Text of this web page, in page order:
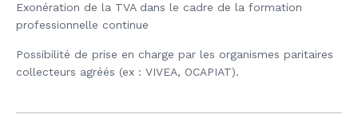
Exonération de la TVA dans le cadre de la formation
professionnelle continue
Possibilité de prise en charge par les organismes paritaires
collecteurs agréés (ex : VIVEA, OCAPIAT).